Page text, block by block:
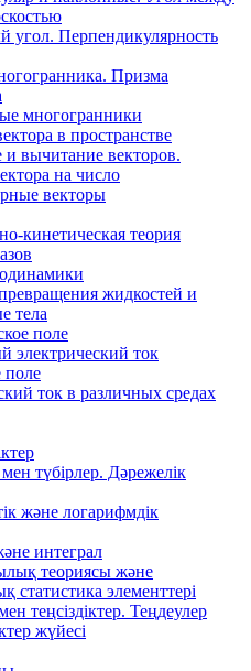
угол. Перпендикулярность
Призма
многогранники
в пространстве
вычитание векторов.
на число
векторы
кинетическая теория
жидкостей и
тела
поле
электрический ток
поле
ток в различных средах
түбірлер. Дәрежелік
және логарифмдік
интеграл
теориясы және
статистика элементтері
теңсіздіктер. Теңдеулер
жүйесі